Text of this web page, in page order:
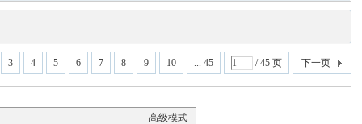
3 4 5 6 7 8 9 10 ... 45 / 45 页 下一页
高级模式